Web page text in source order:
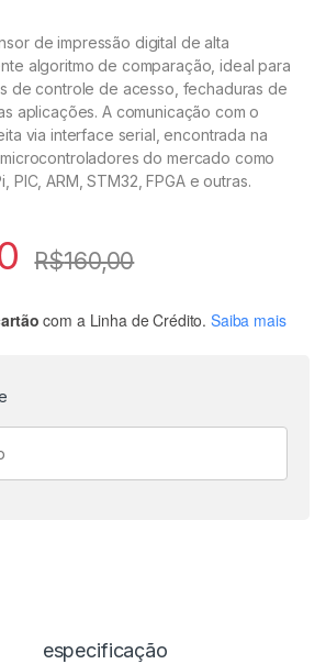
de impressão digital de alta
algoritmo de comparação, ideal para
de controle de acesso, fechaduras de
aplicações. A comunicação com o
via interface serial, encontrada na
do mercado como
PIC, ARM, STM32, FPGA e outras.
R$160,00
com a Linha de Crédito. Saiba mais
especificação